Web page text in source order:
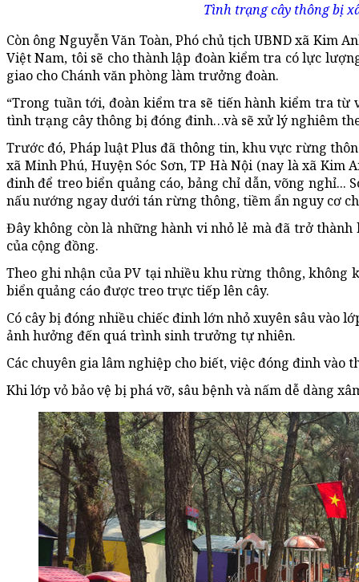
Tình trạng cây thông bị
Còn ông Nguyễn Văn Toàn,Phó chủ tịchUBND xã Kim
Việt Nam, tôi sẽ cho thành lập đoàn kiểm tra có lực
giao cho Chánh văn phòng làm trưởng đoàn.
“Trong tuần tới, đoàn kiểm tra sẽ tiến hành kiểm tra từ
tình trạng cây thông bị đóng đinh…và sẽ xử lý nghiêm
Trước đó, Pháp luật Plus đã thông tin, khu vực rừng
xã Minh Phú, HuyệnSóc Sơn, TP Hà Nội (nay là xã Kim
đinh để treo biển quảng cáo, bảng chỉ dẫn, võng nghỉ...
nấu nướng ngay dưới tán rừng thông, tiềm ẩn nguy cơ
Đây không còn là những hành vi nhỏ lẻ mà đã trở
của cộng đồng.
Theo ghi nhận của PV tại nhiều khu rừng thông, không
biển quảng cáo được treo trực tiếp lên cây.
Có cây bị đóng nhiều chiếc đinh lớn nhỏ xuyên sâu vào
ảnh hưởng đến quá trình sinh trưởng tự nhiên.
Các chuyên gia lâm nghiệp cho biết, việc đóng đinh vào
Khi lớp vỏ bảo vệ bị phá vỡ, sâu bệnh và nấm dễ dàng